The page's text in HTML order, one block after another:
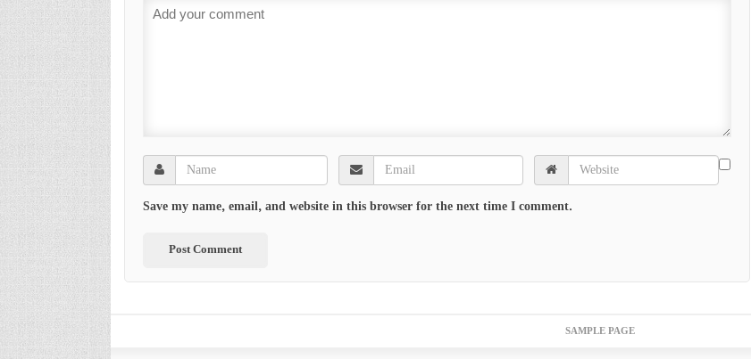
Save my name, email, and website in this browser for the next time I comment.
SAMPLE PAGE